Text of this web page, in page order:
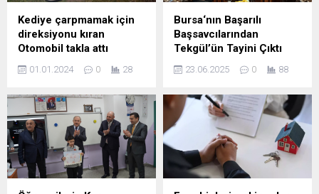
Kediye çarpmamak için
direksiyonu kıran
Otomobil takla attı
01.01.2024 0 28
Bursa‘nın Başarılı
Başsavcılarından
Tekgül’ün Tayini Çıktı
23.06.2025 0 88